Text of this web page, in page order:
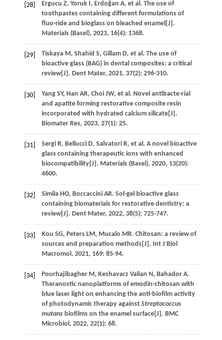
[28] Ergucu Z, Yoruk , Erdoğan A, et al . The use of
toothpastes containing different formulations of
fluo-ride and bioglass on bleached enamel[J].
Materials (Basel), 2023, 16(4): 1368.
[29] Tiskaya M , Shahid S, Gillam D, et al . The use of
bioactive glass (BAG) in dental composites: a critical
review[J]. Dent Mater, 2021, 37(2): 296-310.
[30] Yang SY, Han AR, Choi JW, et al . Novel antibacte-rial
and apatite forming restorative composite resin
incorporated with hydrated calcium silicate[J].
Biomater Res, 2023, 27(1): 25.
[31] Sergi R, Bellucci D, Salvatori R, et al . A novel bioactive
glass containing therapeutic ions with enhanced
biocompatibility[J]. Materials (Basel), 2020, 13(20):
4600.
[32] Simila HO, Boccaccini AR. Sol-gel bioactive glass
containing biomaterials for restorative dentistry: a
review[J]. Dent Mater, 2022, 38(5): 725-747.
[33] Kou SG, Peters LM , Mucalo MR. Chitosan: a review of
sources and preparation methods[J]. Int J Biol
Macromol , 2021, 169: 85-94.
[34] Pourhajibagher M , Keshavarz Valian N , Bahador A.
Theranostic nanoplatforms of emodin-chitosan with
blue laser light on enhancing the anti-biofilm activity
of photodynamic therapy against Streptococcus
mutansbiofilms on the enamel surface[J]. BMC
Microbiol , 2022, 22(1): 68.